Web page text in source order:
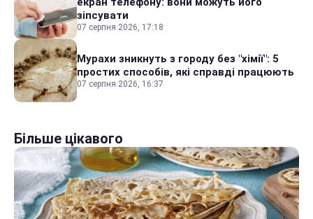
зіпсувати
07 серпня 2026, 17:18
Мурахи зникнуть з городу без "хімії": 5
простих способів, які справді працюють
07 серпня 2026, 16:37
Більше цікавого